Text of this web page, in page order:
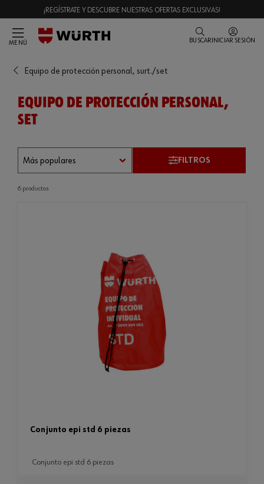
¡REGÍSTRATE Y DESCUBRE NUESTRAS OFERTAS EXCLUSIVAS!
MENÚ BUSCAR INICIAR SESIÓN
Equipo de protección personal, surt./set
EQUIPO DE PROTECCIÓN PERSONAL,
SET
FILTROS
6 productos
conjunto epi std 6 piezas
conjunto epi std 6 piezas